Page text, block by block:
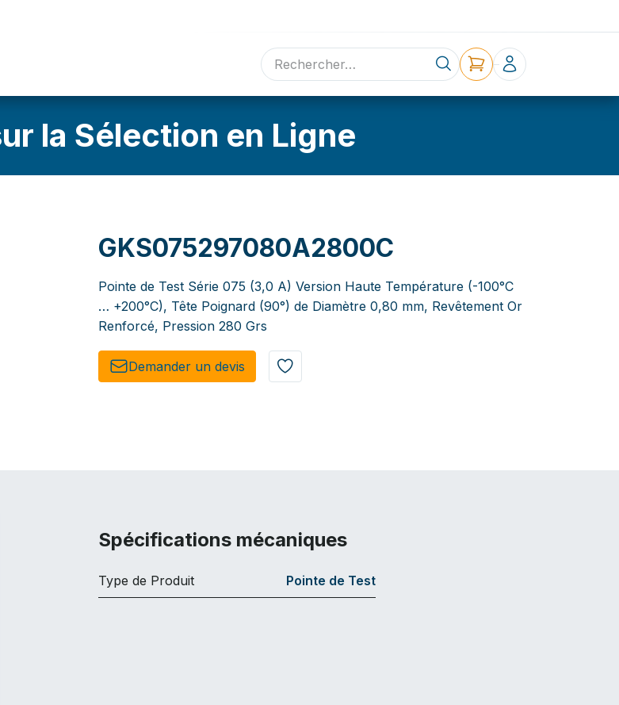
Sélection en ligne Contact
la Sélection en Ligne
GKS075297080A2800C
Pointe de Test Série 075 (3,0 A) Version Haute Température (-100°C
… +200°C), Tête Poignard (90°) de Diamètre 0,80 mm, Revêtement Or
Renforcé, Pression 280 Grs
Demander un de​​vis​​
Spécifications mécaniques
Type de Produit Pointe de Test